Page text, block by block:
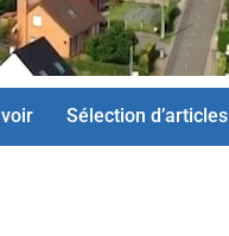
Sélection d’articles